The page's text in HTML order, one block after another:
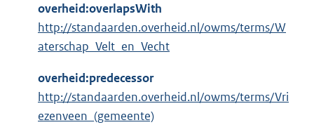
overheid:overlapsWith
http://standaarden.overheid.nl/owms/terms/W
aterschap_Velt_en_Vecht
overheid:predecessor
http://standaarden.overheid.nl/owms/terms/Vri
ezenveen_(gemeente)